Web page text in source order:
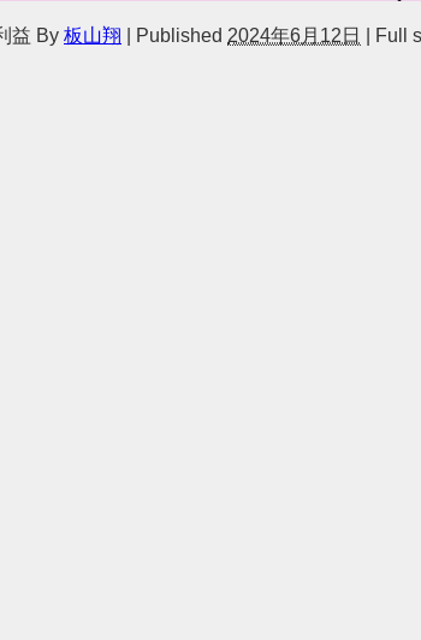
益 By 板山翔 | Published 2024年6月12日 | Full